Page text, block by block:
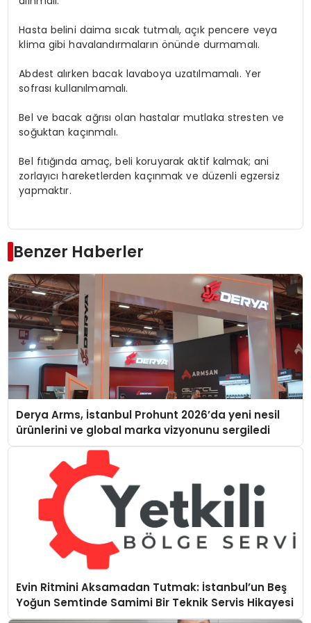
Hasta belini daima sıcak tutmalı, açık pencere veya
klima gibi havalandırmaların önünde durmamalı.
Abdest alırken bacak lavaboya uzatılmamalı. Yer
sofrası kullanılmamalı.
Bel ve bacak ağrısı olan hastalar mutlaka stresten ve
soğuktan kaçınmalı.
Bel fıtığında amaç, beli koruyarak aktif kalmak; ani
zorlayıcı hareketlerden kaçınmak ve düzenli egzersiz
yapmaktır.
Benzer Haberler
Derya Arms, İstanbul Prohunt 2026’da yeni nesil
ürünlerini ve global marka vizyonunu sergiledi
Evin Ritmini Aksamadan Tutmak: İstanbul’un Beş
Yoğun Semtinde Samimi Bir Teknik Servis Hikayesi